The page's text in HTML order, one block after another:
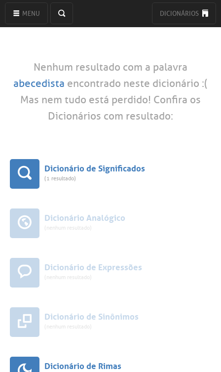
MENU DICIONÁRIOS
Nenhum resultado com a palavra
abecedista encontrado neste dicionário :(
Mas nem tudo está perdido! Confira os
Dicionários com resultado:
Dicionário de Significados
(1 resultado)
Dicionário Analógico
(nenhum resultado)
Dicionário de Expressões
(nenhum resultado)
Dicionário de Sinônimos
(nenhum resultado)
Dicionário de Rimas